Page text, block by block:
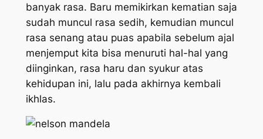
banyak rasa. Baru memikirkan kematian saja
sudah muncul rasa sedih, kemudian muncul
rasa senang atau puas apabila sebelum ajal
menjemput kita bisa menuruti hal-hal yang
diinginkan, rasa haru dan syukur atas
kehidupan ini, lalu pada akhirnya kembali
ikhlas.